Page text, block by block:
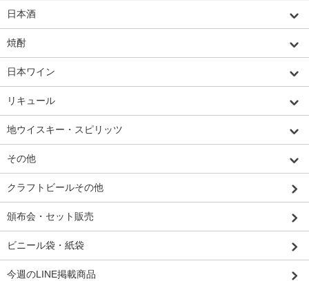
日本酒
焼酎
日本ワイン
リキュール
地ウイスキー・スピリッツ
その他
クラフトビールその他
頒布会・セット販売
ビニール袋・紙袋
今週のLINE掲載商品